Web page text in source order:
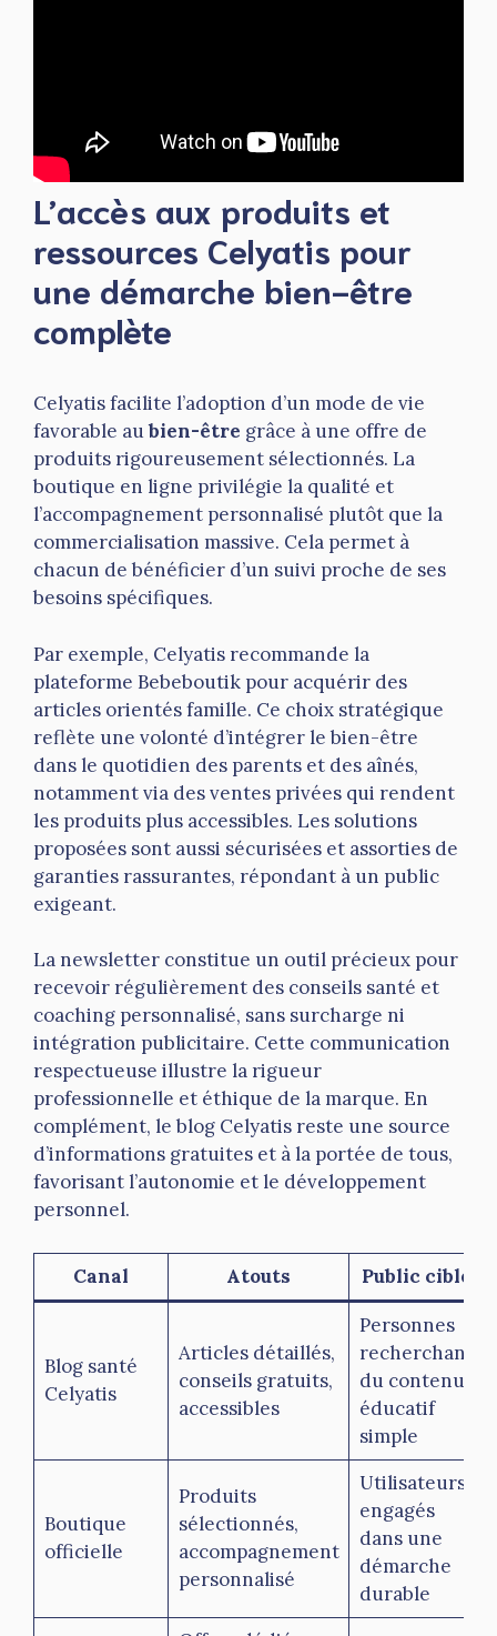
L’accès aux produits et
ressources Celyatis pour
une démarche bien-être
complète
Celyatis facilite l’adoption d’un mode de vie
favorable aubien-être grâce à une offre de
produits rigoureusement sélectionnés. La
boutique en ligne privilégie la qualité et
l’accompagnement personnalisé plutôt que la
commercialisation massive. Cela permet à
chacun de bénéficier d’un suivi proche de ses
besoins spécifiques.
Par exemple, Celyatis recommande la
plateforme Bebeboutik pour acquérir des
articles orientés famille. Ce choix stratégique
reflète une volonté d’intégrer le bien-être
dans le quotidien des parents et des aînés,
notamment via des ventes privées qui rendent
les produits plus accessibles. Les solutions
proposées sont aussi sécurisées et assorties de
garanties rassurantes, répondant à un public
exigeant.
La newsletter constitue un outil précieux pour
recevoir régulièrement des conseils santé et
coaching personnalisé, sans surcharge ni
intégration publicitaire. Cette communication
respectueuse illustre la rigueur
professionnelle et éthique de la marque. En
complément, le blog Celyatis reste une source
d’informations gratuites et à la portée de tous,
favorisant l’autonomie et le développement
personnel.
Canal Atouts Public cible
Blog santé
Celyatis
Articles détaillés,
conseils gratuits,
accessibles
Personnes
recherchant
du contenu
éducatif
simple
Boutique
officielle
Produits
sélectionnés,
accompagnement
personnalisé
Utilisateurs
engagés
dans une
démarche
durable